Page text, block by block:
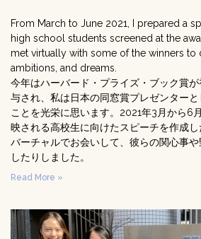
From March to June 2021, I prepared a
high school students screened at the
met virtually with some of the winners to
ambitions, and dreams.
今年はハーバード・プライズ・ブック賞
与され、私は日本の同窓賞プレゼンター
ことを光栄に思います。2021年3月から6
映される高校生に向けたスピーチを作成
バーチャルでお会いして、彼らの関心事
したりしました。
Read More »